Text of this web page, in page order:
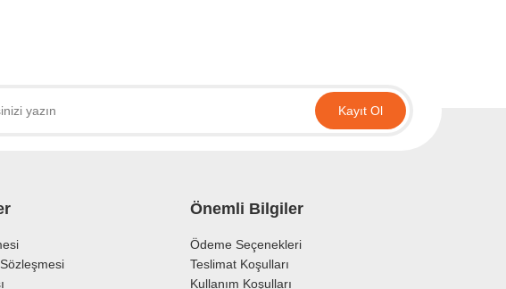
Kayıt Ol
Önemli Bilgiler
Ödeme Seçenekleri
Teslimat Koşulları
Kullanım Koşulları